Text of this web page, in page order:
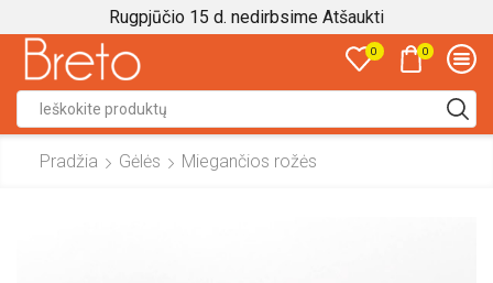
Rugpjūčio 15 d. nedirbsime Atšaukti
0 0
input
Pradžia Gėlės Miegančios rožės